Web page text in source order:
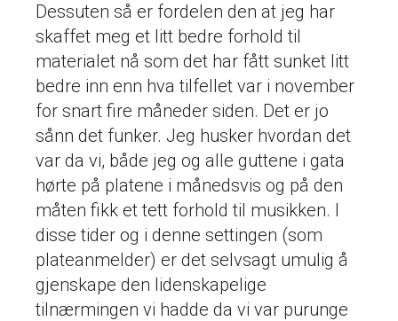
Dessuten så er fordelen den at jeg har
skaffet meg et litt bedre forhold til
materialet nå som det har fått sunket litt
bedre inn enn hva tilfellet var i november
for snart fire måneder siden. Det er jo
sånn det funker. Jeg husker hvordan det
var da vi, både jeg og alle guttene i gata
hørte på platene i månedsvis og på den
måten fikk et tett forhold til musikken. I
disse tider og i denne settingen (som
plateanmelder) er det selvsagt umulig å
gjenskape den lidenskapelige
tilnærmingen vi hadde da vi var purunge